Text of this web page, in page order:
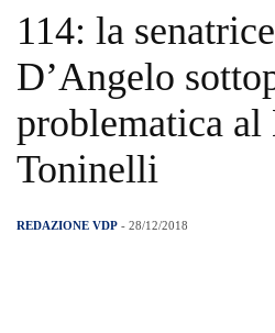
114: la
D’Angelo
problematica
Toninelli
REDAZIONE VDP - 28/12/2018